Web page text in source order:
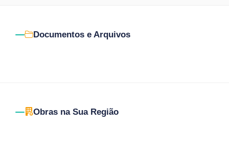
Documentos e Arquivos
Obras na Sua Região